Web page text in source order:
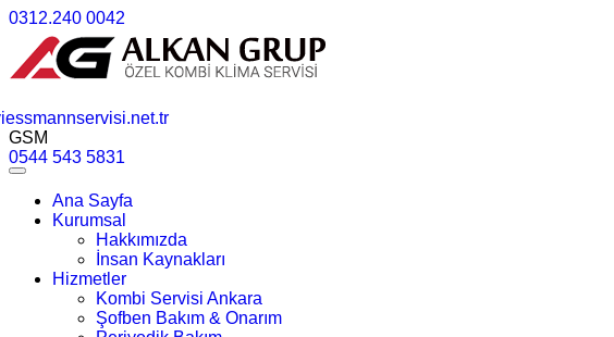
0312.240 0042
GSM
0544 543 5831
Ana Sayfa
Kurumsal
Hakkımızda
İnsan Kaynakları
Hizmetler
Kombi Servisi Ankara
Şofben Bakım & Onarım